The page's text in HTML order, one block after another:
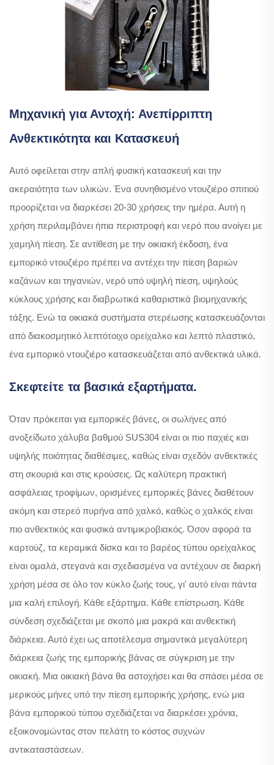
Μηχανική για Αντοχή: Ανεπίρριπτη
Ανθεκτικότητα και Κατασκευή
Αυτό οφείλεται στην απλή φυσική κατασκευή και την
ακεραιότητα των υλικών. Ένα συνηθισμένο ντουζιέρο σπιτιού
προορίζεται να διαρκέσει 20-30 χρήσεις την ημέρα. Αυτή η
χρήση περιλαμβάνει ήπια περιστροφή και νερό που ανοίγει με
χαμηλή πίεση. Σε αντίθεση με την οικιακή έκδοση, ένα
εμπορικό ντουζιέρο πρέπει να αντέχει την πίεση βαριών
καζάνων και τηγανιών, νερό υπό υψηλή πίεση, υψηλούς
κύκλους χρήσης και διαβρωτικά καθαριστικά βιομηχανικής
τάξης. Ενώ τα οικιακά συστήματα στερέωσης κατασκευάζονται
από διακοσμητικό λεπτότοιχο ορείχαλκο και λεπτό πλαστικό,
ένα εμπορικό ντουζιέρο κατασκευάζεται από ανθεκτικά υλικά.
Σκεφτείτε τα βασικά εξαρτήματα.
Όταν πρόκειται για εμπορικές βάνες, οι σωλήνες από
ανοξείδωτο χάλυβα βαθμού SUS304 είναι οι πιο παχιές και
υψηλής ποιότητας διαθέσιμες, καθώς είναι σχεδόν ανθεκτικές
στη σκουριά και στις κρούσεις. Ως καλύτερη πρακτική
ασφάλειας τροφίμων, ορισμένες εμπορικές βάνες διαθέτουν
ακόμη και στερεό πυρήνα από χαλκό, καθώς ο χαλκός είναι
πιο ανθεκτικός και φυσικά αντιμικροβιακός. Όσον αφορά τα
καρτούζ, τα κεραμικά δίσκα και το βαρέος τύπου ορείχαλκος
είναι ομαλά, στεγανά και σχεδιασμένα να αντέχουν σε διαρκή
χρήση μέσα σε όλο τον κύκλο ζωής τους, γι' αυτό είναι πάντα
μια καλή επιλογή. Κάθε εξάρτημα. Κάθε επίστρωση. Κάθε
σύνδεση σχεδιάζεται με σκοπό μια μακρά και ανθεκτική
διάρκεια. Αυτό έχει ως αποτέλεσμα σημαντικά μεγαλύτερη
διάρκεια ζωής της εμπορικής βάνας σε σύγκριση με την
οικιακή. Μια οικιακή βάνα θα αστοχήσει και θα σπάσει μέσα σε
μερικούς μήνες υπό την πίεση εμπορικής χρήσης, ενώ μια
βάνα εμπορικού τύπου σχεδιάζεται να διαρκέσει χρόνια,
εξοικονομώντας στον πελάτη το κόστος συχνών
αντικαταστάσεων.